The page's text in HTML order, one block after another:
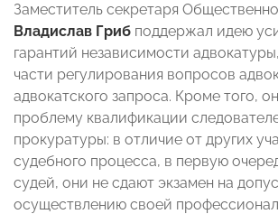
Заместитель секретаря
Владислав Гриб поддержал идею
гарантий независимости
части регулирования вопросов
адвокатского запроса. Кроме того,
проблему квалификации
прокуратуры: в отличие от других
судебного процесса, в первую
судей, они не сдают экзамен на
осуществлению своей